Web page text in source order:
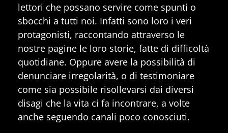
lettori che possano servire come spunti o
sbocchi a tutti noi. Infatti sono loro i veri
protagonisti, raccontando attraverso le
nostre pagine le loro storie, fatte di difficoltà
quotidiane. Oppure avere la possibilità di
denunciare irregolarità, o di testimoniare
come sia possibile risollevarsi dai diversi
disagi che la vita ci fa incontrare, a volte
anche seguendo canali poco conosciuti.